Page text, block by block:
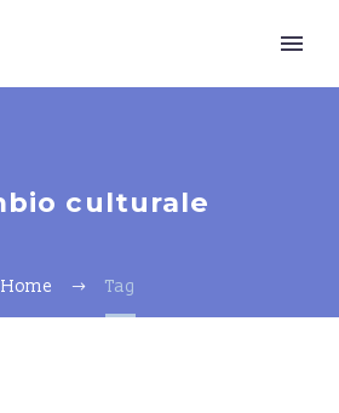
culturale
Home Tag